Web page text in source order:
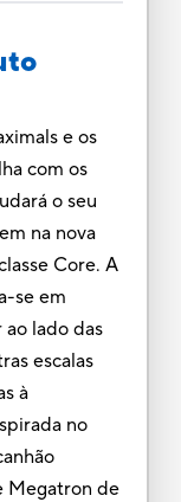
e os
com os
o seu
na nova
Core. A
se em
ao lado das
escalas
à
no
Megatron de